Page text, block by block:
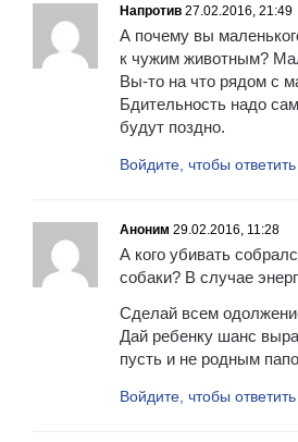
Напротив 27.02.2016, 21:49
А почему вы
к чужим животным?
Вы-то на что рядом с
Бдительность надо
будут поздно.
Войдите, чтобы ответить
Аноним 29.02.2016, 11:28
А кого убивать
собаки? В случае
Сделай всем
Дай ребенку шанс
пусть и не родным
Войдите, чтобы ответить